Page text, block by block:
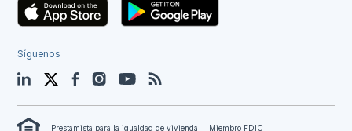
Síguenos
LinkedIn TwitterFacebookInstagramYouTube
Prestamista para la igualdad de vivienda Miembro FDIC